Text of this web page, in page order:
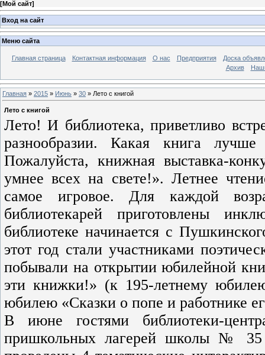
[Мой сайт]
Вход на сайт
Меню сайта
Главная страница Контактная информация О нас Предприятия
Доска
Архив
Главная » 2015 » Июнь » 30 » Лето с книгой
Лето с книгой
Лето! И библиотека, приветливо
разнообразии. Какая книга
Пожалуйста, книжная выставка-
умнее всех на свете!». Летнее
самое игровое. Для каждой
библиотекарей приготовлены
библиотеке начинается с
этот год стали участниками
побывали на открытии юбилейной
эти книжки!» (к 195-летнему
юбилею «Сказки о попе и работнике
В июне гостями библиотеки-
пришкольных лагерей школы №